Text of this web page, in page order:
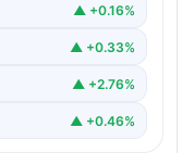
▲ +0.16%
▲ +0.33%
▲ +2.76%
▲ +0.46%